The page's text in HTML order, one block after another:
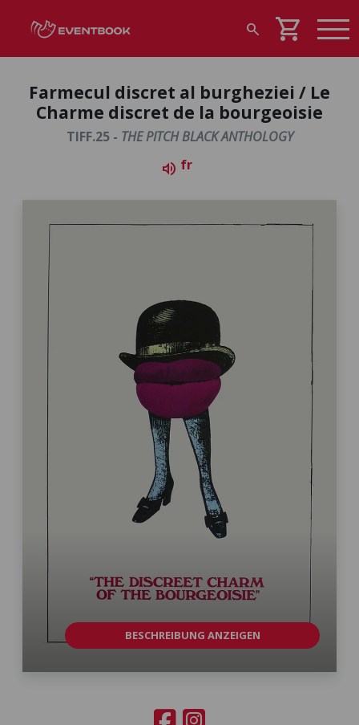
search shopping_cart
Farmecul discret al burgheziei / Le
Charme discret de la bourgeoisie
TIFF.25 - THE PITCH BLACK ANTHOLOGY
volume_up fr
BESCHREIBUNG ANZEIGEN